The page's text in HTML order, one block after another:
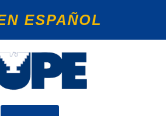
ESPAÑOL